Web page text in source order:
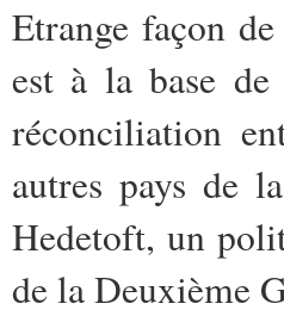
Etrange façon
est à la base
réconciliation
autres pays de
Hedetoft, un
de la Deuxième